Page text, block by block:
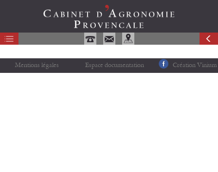
Mentions légales Espace documentation Création Vinium